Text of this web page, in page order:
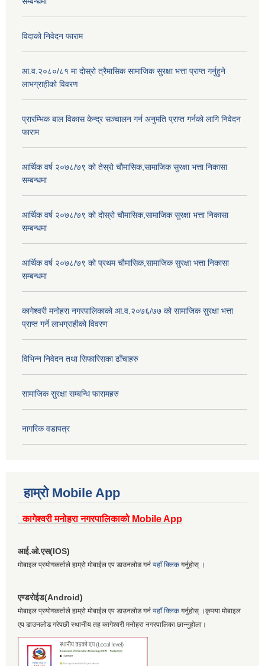
विदाको निवेदन फाराम
आ.व.२०८०/८१ मा दोस्रो त्रैमासिक सामाजिक सुरक्षा भत्ता प्राप्त गर्नुहुने
लाभग्राहीको विवरण
प्रारम्भिक बाल विकास केन्द्र सञ्चालन गर्न अनुमति प्राप्त गर्नको लागि निवेदन
फाराम
आर्थिक वर्ष २०७८/७९ को तेस्रो चौमासिक,सामाजिक सुरक्षा भत्ता निकासा
सम्बन्धमा
आर्थिक वर्ष २०७८/७९ को दोस्रो चौमासिक,सामाजिक सुरक्षा भत्ता निकासा
सम्बन्धमा
आर्थिक वर्ष २०७८/७९ को प्रथम चौमासिक,सामाजिक सुरक्षा भत्ता निकासा
सम्बन्धमा
कागेश्वरी मनोहरा नगरपालिकाको आ.व.२०७६/७७ को सामाजिक सुरक्षा भत्ता
प्राप्त गर्ने लाभग्राहीको विवरण
विभिन्न निवेदन तथा सिफारिसका ढाँचाहरु
सामाजिक सुरक्षा सम्बन्धि फारामहरु
नागरिक वडापत्र
हाम्रो Mobile App
कागेश्वरी मनोहरा नगरपालिकाको Mobile App
आई.ओ.एस(IOS)
मोबाइल प्रयोगकर्ताले हाम्रो मोबाईल एप डाउनलोड गर्न यहाँ क्लिक गर्नुहोस् ।
एण्डरोईड(Android)
मोबाइल प्रयोगकर्ताले हाम्रो मोबाईल एप डाउनलोड गर्न यहाँ क्लिक गर्नुहोस् ।कृपया मोबाइल
एप डाउनलोड गरेपछी स्थानीय तह कागेश्वरी मनोहरा नगरपालिका छान्नुहोला।